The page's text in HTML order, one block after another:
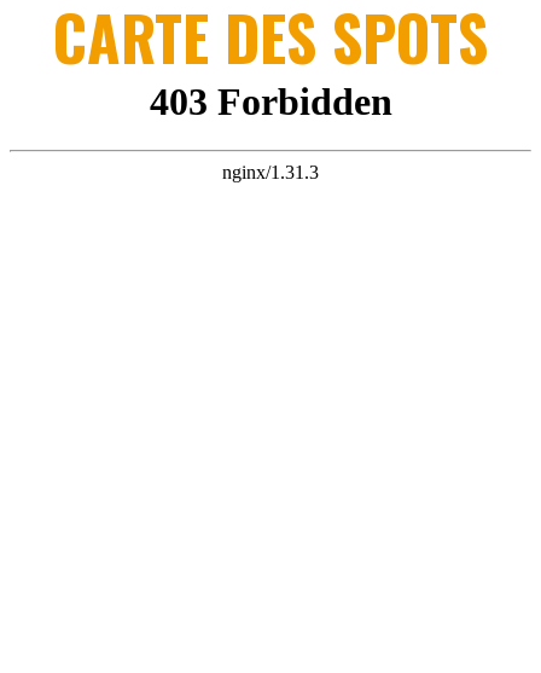
CARTE DES SPOTS